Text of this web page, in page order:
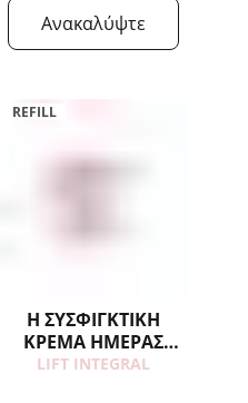
Ανακαλύψτε
REFILL
Η ΣΥΣΦΙΓΚΤΙΚΗ
ΚΡΕΜΑ ΗΜΕΡΑΣ
LIFT INTEGRAL
LIFT INTEGRAL